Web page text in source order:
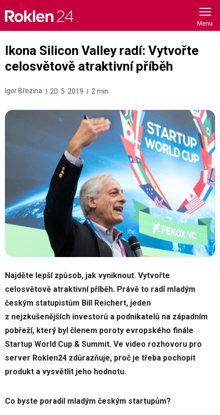
content
Ikona Silicon Valley radí: Vytvořte
celosvětově atraktivní příběh
Igor Březina 20. 5. 2019 2 min
Najděte lepší způsob, jak vyniknout. Vytvořte
celosvětově atraktivní příběh. Právě to radí mladým
českým statupistům Bill Reichert, jeden
z nejzkušenějších investorů a podnikatelů na západním
pobřeží, který byl členem poroty evropského finále
Startup World Cup & Summit. Ve video rozhovoru pro
server Roklen24 zdůrazňuje, proč je třeba pochopit
produkt a vysvětlit jeho hodnotu.
Co byste poradil mladým českým startupům?